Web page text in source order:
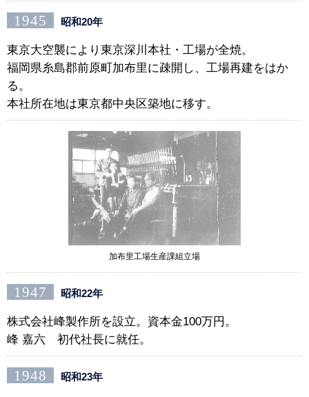
1945 昭和20年
東京大空襲により東京深川本社・工場が全焼。
福岡県糸島郡前原町加布里に疎開し、工場再建をはか
る。
本社所在地は東京都中央区築地に移す。
加布里工場生産課組立場
1947 昭和22年
株式会社峰製作所を設立。資本金100万円。
峰 嘉六 初代社長に就任。
1948 昭和23年